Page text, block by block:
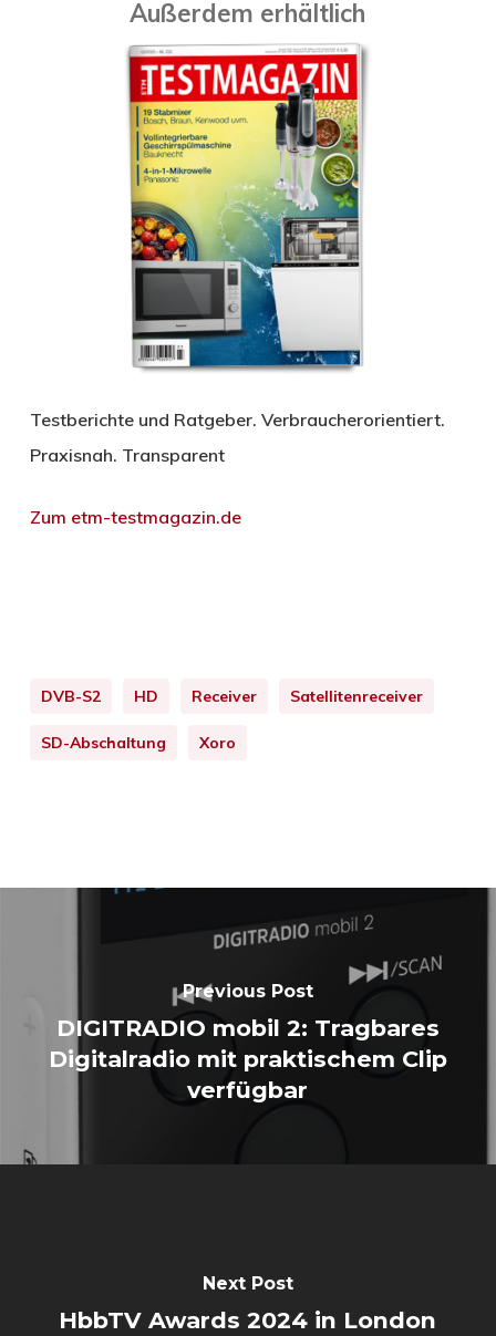
Außerdem erhältlich
Testberichte und Ratgeber. Verbraucherorientiert.
Praxisnah. Transparent
Zum etm-testmagazin.de
DVB-S2 HD Receiver Satellitenreceiver
SD-Abschaltung Xoro
Previous Post
DIGITRADIO mobil 2: Tragbares
Digitalradio mit praktischem Clip
verfügbar
Next Post
HbbTV Awards 2024 in London